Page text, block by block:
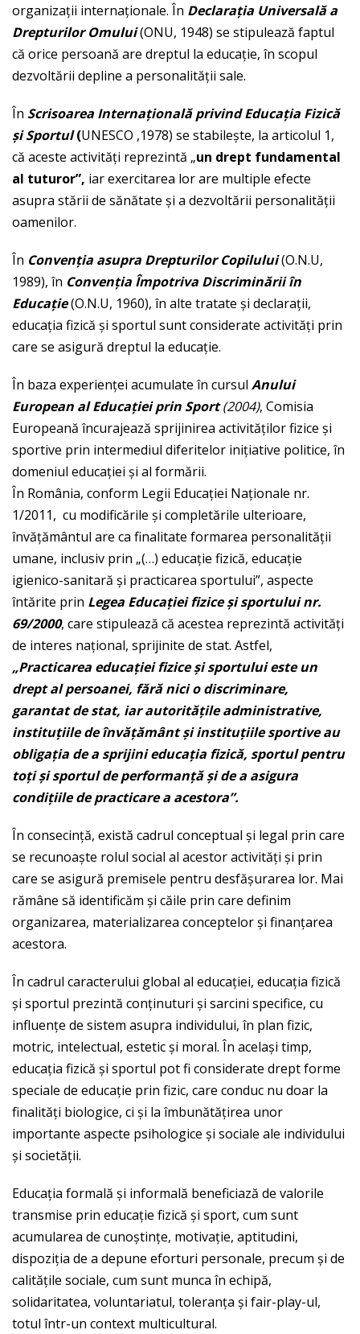
organizaţii internaţionale. În Declaraţia Universalăa
Drepturilor Omului(ONU, 1948) se stipulează faptul
că orice persoană are dreptul la educaţie, în scopul
dezvoltării depline a personalităţii sale.
În Scrisoarea Internaţionalăprivind Educaţia Fizică
şi Sportul(UNESCO ,1978) se stabileşte, la articolul 1,
că aceste activităţi reprezintă „un drept fundamental
al tuturor”, iar exercitarea lor are multiple efecte
asupra stării de sănătate şi a dezvoltării personalităţii
oamenilor.
În Convenţia asupra Drepturilor Copilului(O.N.U,
1989), în Convenţia Împotriva Discriminăriiîn
Educaţie(O.N.U, 1960), în alte tratate şi declaraţii,
educaţia fizică şi sportul sunt considerate activităţi prin
care se asigură dreptul la educaţie.
În baza experienţei acumulate în cursul Anului
European al Educaţiei prin Sport(2004), Comisia
Europeană încurajează sprijinirea activităţilor fizice şi
sportive prin intermediul diferitelor iniţiative politice, în
domeniul educaţiei şi al formării.
În România, conform Legii Educației Naționale nr.
1/2011, cu modificările și completările ulterioare,
învăţământul are ca finalitate formarea personalităţii
umane, inclusiv prin „(…) educaţie fizică, educaţie
igienico-sanitară şi practicarea sportului”, aspecte
întărite prin Legea Educaţiei fiziceşi sportului nr.
69/2000, care stipulează că acestea reprezintă activităţi
de interes naţional, sprijinite de stat. Astfel,
„Practicarea educaţiei fiziceşi sportului este un
drept al persoanei, fărănici o discriminare,
garantat de stat, iar autorităţile administrative,
instituţiile deînvăţământşi instituţiile sportive au
obligaţia de a sprijini educaţia fizică, sportul pentru
toţişi sportul de performanţă şi de a asigura
condiţiile de practicare a acestora”.
În consecinţă, există cadrul conceptual şi legal prin care
se recunoaşte rolul social al acestor activităţi şi prin
care se asigură premisele pentru desfăşurarea lor. Mai
rămâne să identificăm şi căile prin care definim
organizarea, materializarea conceptelor şi finanţarea
acestora.
În cadrul caracterului global al educaţiei, educaţia fizică
şi sportul prezintă conţinuturi şi sarcini specifice, cu
influenţe de sistem asupra individului, în plan fizic,
motric, intelectual, estetic şi moral. În acelaşi timp,
educaţia fizică şi sportul pot fi considerate drept forme
speciale de educaţie prin fizic, care conduc nu doar la
finalităţi biologice, ci şi la îmbunătăţirea unor
importante aspecte psihologice şi sociale ale individului
şi societăţii.
Educaţia formală şi informală beneficiază de valorile
transmise prin educaţie fizică şi sport, cum sunt
acumularea de cunoştinţe, motivaţie, aptitudini,
dispoziţia de a depune eforturi personale, precum şi de
calităţile sociale, cum sunt munca în echipă,
solidaritatea, voluntariatul, toleranţa şi fair-play-ul,
totul într-un context multicultural.